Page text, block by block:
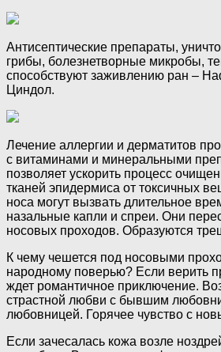
Антисептические препараты,
грибы, болезнетворные микробы,
способствуют заживлению ран –
Циндол.
Лечение аллергии и дерматитов
с витаминами и минеральными
позволяет ускорить процесс
тканей эпидермиса от токсичных
носа могут вызвать длительное
назальные капли и спреи. Они
носовых проходов. Образуются
К чему чешется под носовыми
народному поверью? Если верить
ждет романтичное приключение.
страстной любви с бывшим
любовницей. Горячее чувство с
Если зачесалась кожа возле